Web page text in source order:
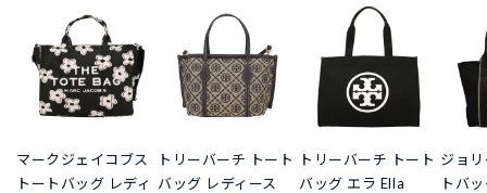
マークジェイコブス
トートバッグ レディ
トリーバーチ トート
バッグ レディース
トリーバーチ トート
バッグ エラ Ella
ジョ
トバ